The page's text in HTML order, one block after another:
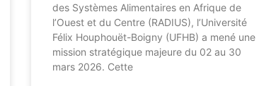
des Systèmes Alimentaires en Afrique de
l’Ouest et du Centre (RADIUS), l’Université
Félix Houphouët-Boigny (UFHB) a mené une
mission stratégique majeure du 02 au 30
mars 2026. Cette